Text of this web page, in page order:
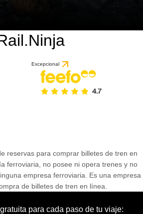
Excepcional
reservas para comprar billetes de tren en
ferroviaria, no posee ni opera trenes y no
empresa ferroviaria. Es una empresa
de billetes de tren en línea.
para cada paso de tu viaje: